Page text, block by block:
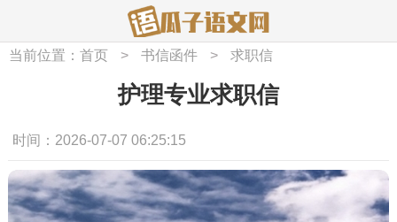
当前位置： 首页 > 书信函件 > 求职信
护理专业求职信
时间：2026-07-07 06:25:15